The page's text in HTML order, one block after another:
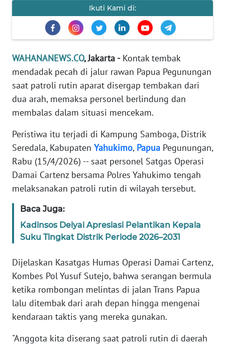
Ikuti Kami di:
WAHANANEWS.CO, Jakarta -Kontak tembak
mendadak pecah di jalur rawan Papua Pegunungan
saat patroli rutin aparat disergap tembakan dari
dua arah, memaksa personel berlindung dan
membalas dalam situasi mencekam.
Peristiwa itu terjadi di Kampung Samboga, Distrik
Seredala, Kabupaten Yahukimo, Papua Pegunungan,
Rabu (15/4/2026) -- saat personel Satgas Operasi
Damai Cartenz bersama Polres Yahukimo tengah
melaksanakan patroli rutin di wilayah tersebut.
Baca Juga:
Kadinsos Deiyai Apresiasi Pelantikan Kepala
Suku Tingkat Distrik Periode 2026–2031
Dijelaskan Kasatgas Humas Operasi Damai Cartenz,
Kombes Pol Yusuf Sutejo, bahwa serangan bermula
ketika rombongan melintas di jalan Trans Papua
lalu ditembak dari arah depan hingga mengenai
kendaraan taktis yang mereka gunakan.
"Anggota kita diserang saat patroli rutin di daerah
OPINI
EDITORIAL
Informasi
INDEKS
BERITA
KONTAK
KAMI
INFO
IKLAN
TENTANG
KAMI
PEDOMAN
SIBER
REDAKSI
KARIR
DISCLAIMER